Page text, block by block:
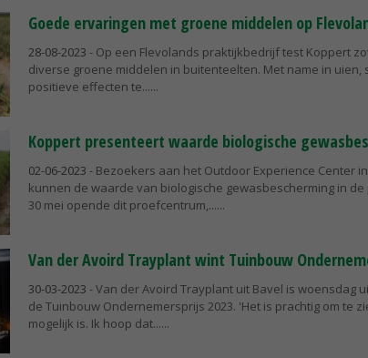
Goede ervaringen met groene middelen op
28-08-2023 - Op een Flevolands praktijkbedrijf test Koppert
diverse groene middelen in buitenteelten. Met name in
positieve effecten te...
Koppert presenteert waarde biologische
02-06-2023 - Bezoekers aan het Outdoor Experience Center
kunnen de waarde van biologische gewasbescherming in
30 mei opende dit proefcentrum,...
Van der Avoird Trayplant wint Tuinbouw
30-03-2023 - Van der Avoird Trayplant uit Bavel is woensdag
de Tuinbouw Ondernemersprijs 2023. 'Het is prachtig om te
mogelijk is. Ik hoop dat...